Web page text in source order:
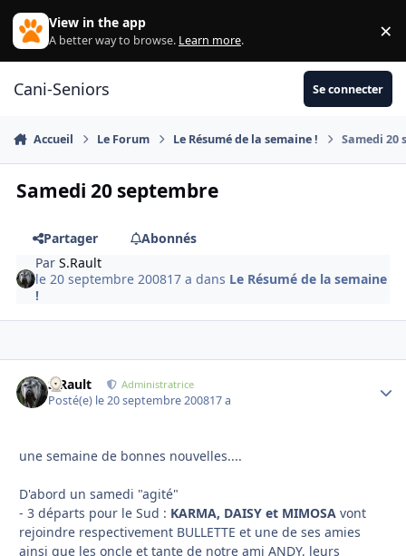
Aller au contenu
View in the app
A better way to browse. Learn more. ×
Cani-Seniors Se connecter
Accueil Le Forum Le Résumé de la semaine ! Samedi 20
Samedi 20 septembre
Partager
Abonnés
ParS.Rault
le 20 septembre 200817 a dans Le Résumé de la semaine
!
S.Rault Administratrice
Posté(e) le 20 septembre 200817 a
une semaine de bonnes nouvelles....
D'abord un samedi "agité"
- 3 départs pour le Sud : KARMA, DAISY et MIMOSA vont
rejoindre respectivement BULLETTE et une de ses amies
ainsi que les oncle et tante de notre ami ANDY, leurs